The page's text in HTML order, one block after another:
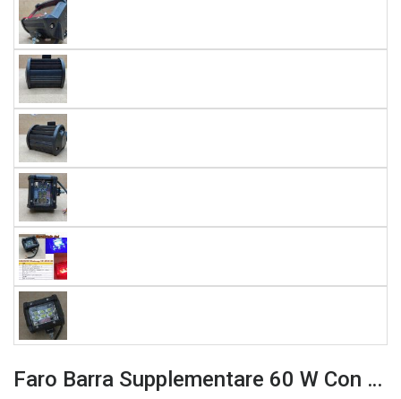
Faro Barra Supplementare 60 W Con Luce Strobo Blu + Rosso